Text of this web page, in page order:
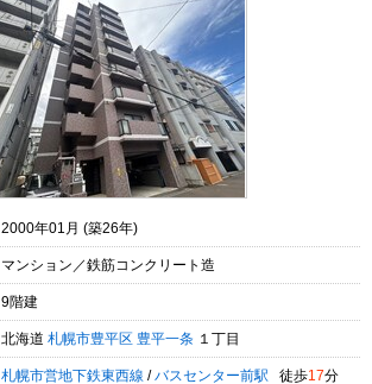
2000年01月 (築26年)
マンション／鉄筋コンクリート造
9階建
北海道 札幌市豊平区 豊平一条 １丁目
札幌市営地下鉄東西線 / バスセンター前駅 徒歩17分